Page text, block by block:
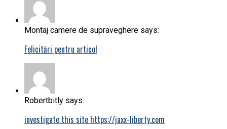
Montaj camere de supraveghere says:
Felicitări pentru articol
Robertbitly says:
investigate this site https://jaxx-liberty.com